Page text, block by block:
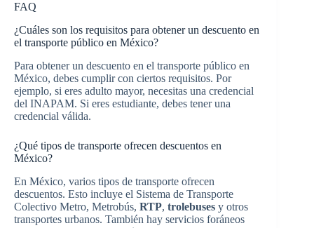
FAQ
¿Cuáles son los requisitos para obtener un descuento en
el transporte público en México?
Para obtener un descuento en el transporte público en
México, debes cumplir con ciertos requisitos. Por
ejemplo, si eres adulto mayor, necesitas una credencial
del INAPAM. Si eres estudiante, debes tener una
credencial válida.
¿Qué tipos de transporte ofrecen descuentos en
México?
En México, varios tipos de transporte ofrecen
descuentos. Esto incluye el Sistema de Transporte
Colectivo Metro, Metrobús, RTP, trolebuses y otros
transportes urbanos. También hay servicios foráneos